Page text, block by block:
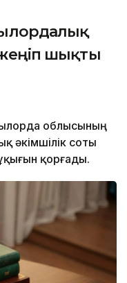
шықты
облысының
әкімшілік соты
қорғады.